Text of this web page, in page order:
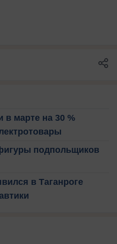
в марте на 30 %
подпольщиков
в Таганроге